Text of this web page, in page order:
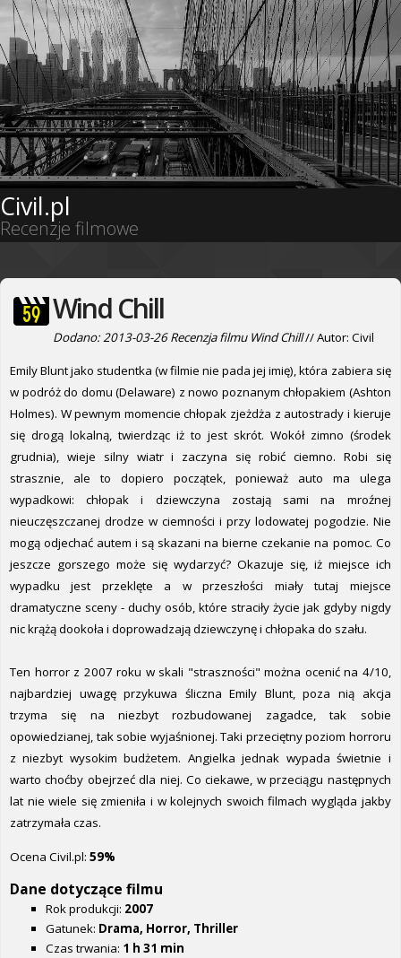
Civil.pl
Recenzje filmowe
Wind Chill
Dodano: 2013-03-26 Recenzja filmu Wind Chill// Autor: Civil
Emily Blunt jako studentka (w filmie nie pada jej imię), która zabiera się
w podróż do domu (Delaware) z nowo poznanym chłopakiem (Ashton
Holmes). W pewnym momencie chłopak zjeżdża z autostrady i kieruje
się drogą lokalną, twierdząc iż to jest skrót. Wokół zimno (środek
grudnia), wieje silny wiatr i zaczyna się robić ciemno. Robi się
strasznie, ale to dopiero początek, ponieważ auto ma ulega
wypadkowi: chłopak i dziewczyna zostają sami na mroźnej
nieuczęszczanej drodze w ciemności i przy lodowatej pogodzie. Nie
mogą odjechać autem i są skazani na bierne czekanie na pomoc. Co
jeszcze gorszego może się wydarzyć? Okazuje się, iż miejsce ich
wypadku jest przeklęte a w przeszłości miały tutaj miejsce
dramatyczne sceny - duchy osób, które straciły życie jak gdyby nigdy
nic krążą dookoła i doprowadzają dziewczynę i chłopaka do szału.
Ten horror z 2007 roku w skali "straszności" można ocenić na 4/10,
najbardziej uwagę przykuwa śliczna Emily Blunt, poza nią akcja
trzyma się na niezbyt rozbudowanej zagadce, tak sobie
opowiedzianej, tak sobie wyjaśnionej. Taki przeciętny poziom horroru
z niezbyt wysokim budżetem. Angielka jednak wypada świetnie i
warto choćby obejrzeć dla niej. Co ciekawe, w przeciągu następnych
lat nie wiele się zmieniła i w kolejnych swoich filmach wygląda jakby
zatrzymała czas.
Ocena Civil.pl: 59%
Dane dotyczące filmu
Rok produkcji: 2007
Gatunek: Drama, Horror, Thriller
Czas trwania: 1 h 31 min